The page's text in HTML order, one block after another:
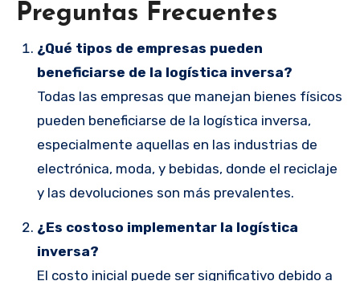
Preguntas Frecuentes
¿Qué tipos de empresas pueden
beneficiarse de la logística inversa?
Todas las empresas que manejan bienes físicos
pueden beneficiarse de la logística inversa,
especialmente aquellas en las industrias de
electrónica, moda, y bebidas, donde el reciclaje
y las devoluciones son más prevalentes.
¿Es costoso implementar la logística
inversa?
El costo inicial puede ser significativo debido a